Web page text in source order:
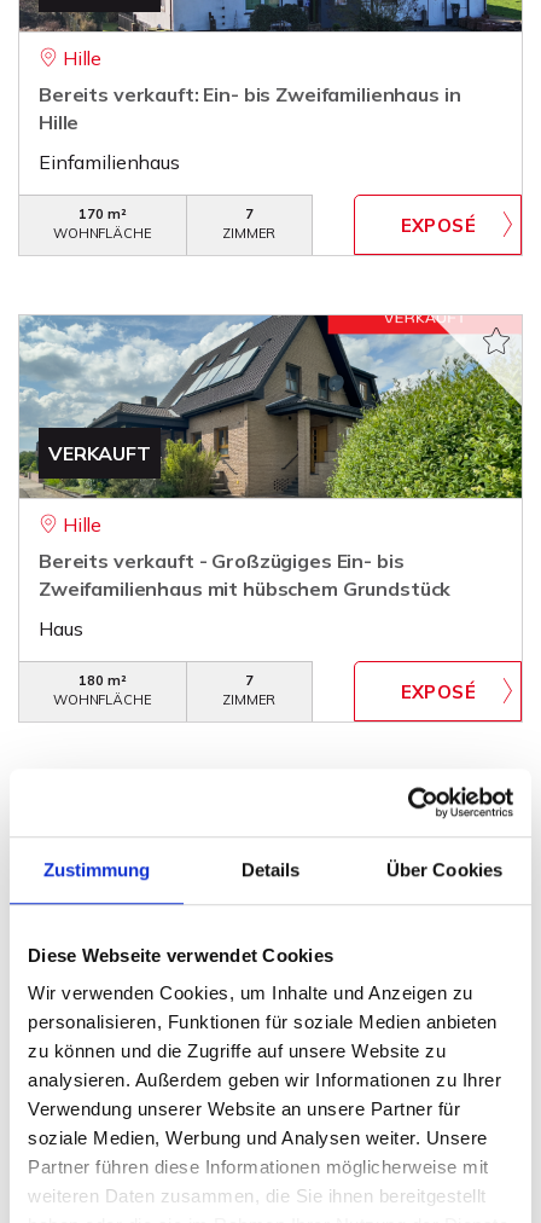
Zustimmung Details Über Cookies
Diese Webseite verwendet Cookies
Wir verwenden Cookies, um Inhalte und Anzeigen zu
personalisieren, Funktionen für soziale Medien anbieten
zu können und die Zugriffe auf unsere Website zu
analysieren. Außerdem geben wir Informationen zu Ihrer
Verwendung unserer Website an unsere Partner für
soziale Medien, Werbung und Analysen weiter. Unsere
Partner führen diese Informationen möglicherweise mit
weiteren Daten zusammen, die Sie ihnen bereitgestellt
Hille
Bereits verkauft: Ein- bis Zweifamilienhaus in
Hille
Einfamilienhaus
170 m²
WOHNFLÄCHE
7
ZIMMER
VERKAUFT
Hille
Bereits verkauft - Großzügiges Ein- bis
Zweifamilienhaus mit hübschem Grundstück
Haus
180 m²
WOHNFLÄCHE
7
ZIMMER
Hille
Sanierungsbedürftiges Fachwerkhaus in
zentraler Lage von Hille - Eickhorst
Bauernhaus
150 m²
WOHNFLÄCHE
5
ZIMMER